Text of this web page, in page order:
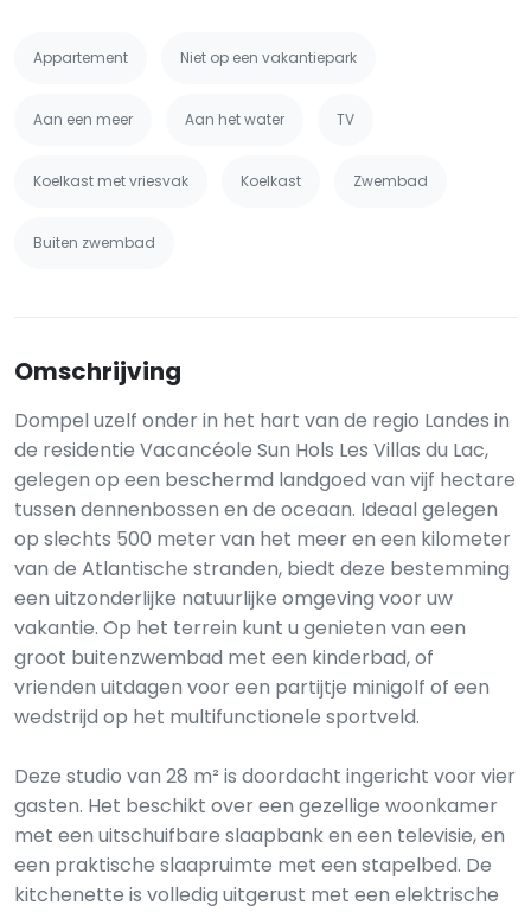
Appartement Niet op een vakantiepark
Aan een meer Aan het water TV
Koelkast met vriesvak Koelkast Zwembad
Buiten zwembad
Omschrijving
Dompel uzelf onder in het hart van de regio Landes in
de residentie Vacancéole Sun Hols Les Villas du Lac,
gelegen op een beschermd landgoed van vijf hectare
tussen dennenbossen en de oceaan. Ideaal gelegen
op slechts 500 meter van het meer en een kilometer
van de Atlantische stranden, biedt deze bestemming
een uitzonderlijke natuurlijke omgeving voor uw
vakantie. Op het terrein kunt u genieten van een
groot buitenzwembad met een kinderbad, of
vrienden uitdagen voor een partijtje minigolf of een
wedstrijd op het multifunctionele sportveld.
Deze studio van 28 m² is doordacht ingericht voor vier
gasten. Het beschikt over een gezellige woonkamer
met een uitschuifbare slaapbank en een televisie, en
een praktische slaapruimte met een stapelbed. De
kitchenette is volledig uitgerust met een elektrische